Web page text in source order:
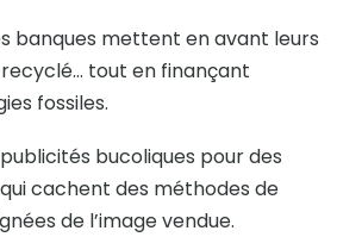
banques mettent en avant leurs
tout en finançant
fossiles.
bucoliques pour des
cachent des méthodes de
de l’image vendue.